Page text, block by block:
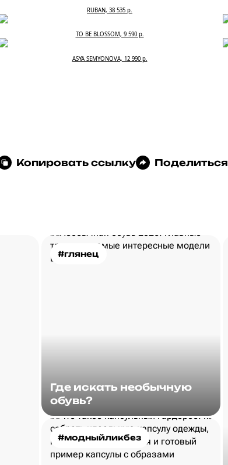
RUBAN, 38 535 р.
TO BE BLOSSOM, 9 590 р.
ASYA SEMYONOVA, 12 990 р.
Копировать ссылку Поделиться
#глянец
Где искать необычную
обувь?
#модныйликбез